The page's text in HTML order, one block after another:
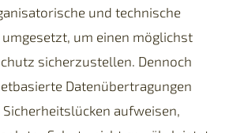
und technische
um einen möglichst
sicherzustellen. Dennoch
Datenübertragungen
aufweisen,